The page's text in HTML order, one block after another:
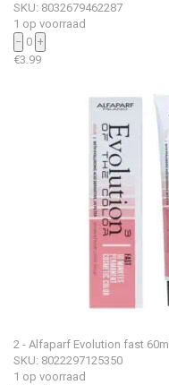
SKU: 8032679462287
1 op voorraad
− 0 +
€3.99
2 - Alfaparf Evolution fast 60ml
SKU: 8022297125350
1 op voorraad